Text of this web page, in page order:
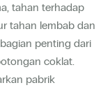
tahan terhadap
tahan lembab dan
penting dari
coklat.
pabrik